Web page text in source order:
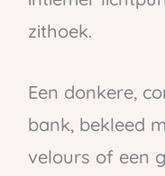
zithoek.
Een donkere,
bank, bekleed
velours of een